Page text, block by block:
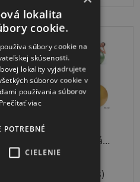
Protišmyková
Fitlopta Zelená
(1 ks)
lokalita
cookie.
súbory cookie na
skúsenosti.
lokality vyjadrujete
súborov cookie v
používania súborov
Prečítať viac
POTREBNÉ
CIELENIE